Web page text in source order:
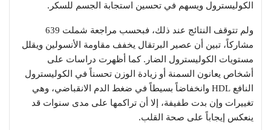
الكوليسترول ويسهم في تحسين استجابة الجسم للسكر.
ولم تتوقف النتائج عند ذلك، فبحسب مراجعة شملت 639
مشاركاً، تبين أن عصير البرتقال يخفف مقاومة الأنسولين ويقلل
مستويات الكوليسترول الضار. كما أظهرت دراسات على
أشخاص يعانون السمنة أو زيادة الوزن تحسناً في الكوليسترول
النافع HDL وانخفاضاً بسيطاً في ضغط الدم الانقباضي، وهي
تغييرات وإن بدت طفيفة، إلا أن تراكمها على مدى سنوات قد
ينعكس إيجاباً على صحة القلب.